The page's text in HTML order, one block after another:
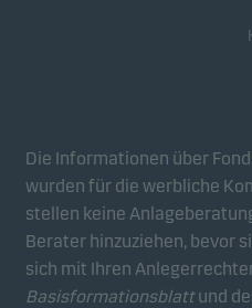
Die Informationen über
wurden für die werbliche
stellen keine
Berater hinzuziehen, bevor
sich mit Ihren
Basisformationsblattund